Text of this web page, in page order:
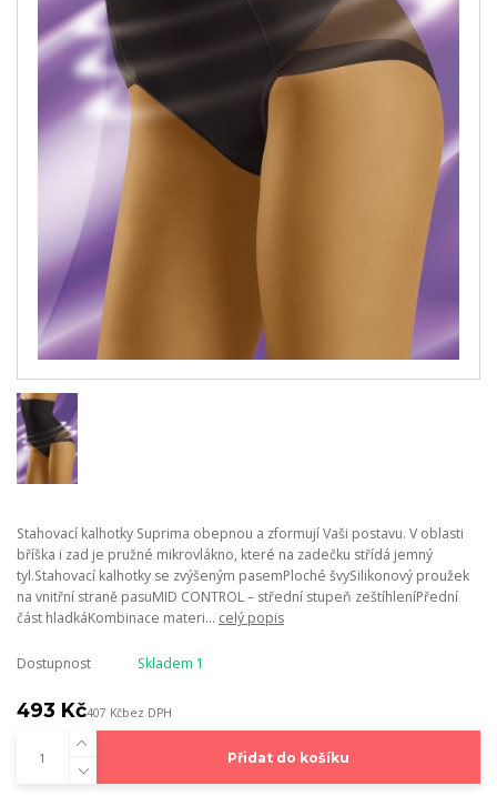
Stahovací kalhotky Suprima obepnou a zformují Vaši postavu. V oblasti
bříška i zad je pružné mikrovlákno, které na zadečku střídá jemný
tyl.Stahovací kalhotky se zvýšeným pasemPloché švySilikonový proužek
na vnitřní straně pasuMID CONTROL – střední stupeň zeštíhleníPřední
část hladkáKombinace materi... celý popis
Dostupnost Skladem 1
493 Kč407 Kčbez DPH
Přidat do košíku